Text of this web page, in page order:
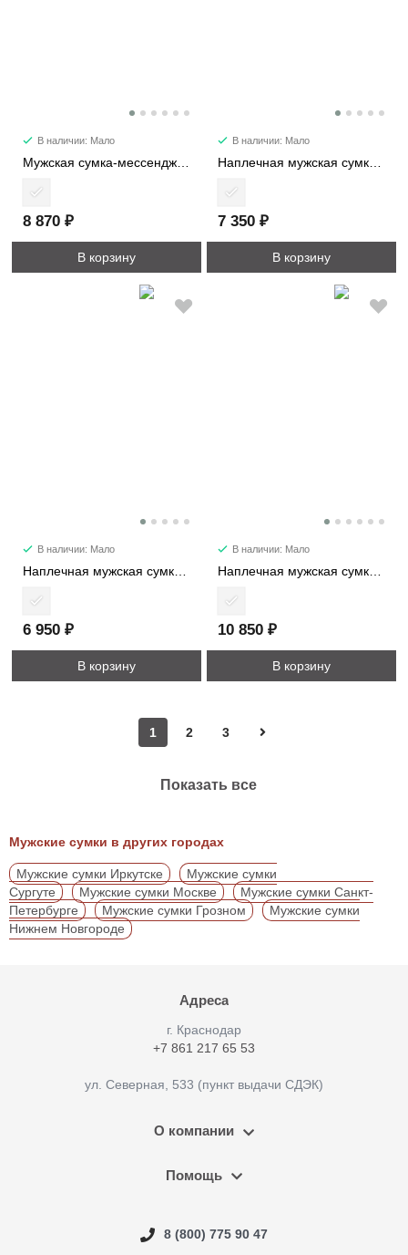
В наличии: Мало
8 870 ₽
В корзину
В наличии: Мало
7 350 ₽
В корзину
В наличии: Мало
Наплечная мужская сумка 1388-1
6 950 ₽
В корзину
В наличии: Мало
Наплечная мужская сумка 2169
10 850 ₽
В корзину
1 2 3
Показать все
Мужские сумки в других городах
Мужские сумки Иркутске
Мужские сумки
Сургуте
Мужские сумки Москве
Мужские сумки Санкт-
Петербурге
Мужские сумки Грозном
Мужские сумки
Нижнем Новгороде
Адреса
г. Краснодар
+7 861 217 65 53
ул. Северная, 533 (пункт выдачи СДЭК)
О компании
Помощь
8 (800) 775 90 47